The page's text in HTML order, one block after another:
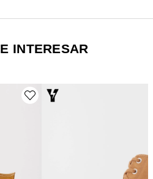
INTERESAR